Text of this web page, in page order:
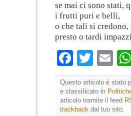
se mai ci sono stati,
i frutti puri e belli,
o che tali si credono,
presto o tardi
Facebook
Twitter
Questo articolo è stato
e classificato in
articolo tramite il feed
trackback dal tuo sito.